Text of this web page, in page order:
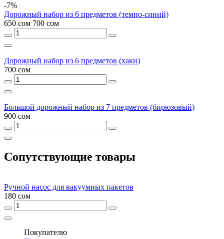
-7%
Дорожный набор из 6 предметов (темно-синий)
650 сом 700 сом
Дорожный набор из 6 предметов (хаки)
700 сом
Большой дорожный набор из 7 предметов (бирюзовый)
900 сом
Сопутствующие товары
Ручной насос для вакуумных пакетов
180 сом
Покупателю